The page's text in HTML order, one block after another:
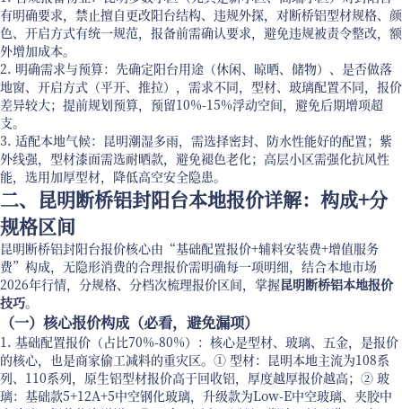
有明确要求，禁止擅自更改阳台结构、违规外探，对断桥铝型材规格、颜
色、开启方式有统一规范，报备前需确认要求，避免违规被责令整改，额
外增加成本。
2. 明确需求与预算：先确定阳台用途（休闲、晾晒、储物）、是否做落
地窗、开启方式（平开、推拉），需求不同，型材、玻璃配置不同，报价
差异较大；提前规划预算，预留10%-15%浮动空间，避免后期增项超
支。
3. 适配本地气候：昆明潮湿多雨，需选择密封、防水性能好的配置；紫
外线强，型材漆面需选耐晒款，避免褪色老化；高层小区需强化抗风性
能，选用加厚型材，降低高空安全隐患。
二、昆明断桥铝封阳台本地报价详解：构成+分
规格区间
昆明断桥铝封阳台报价核心由“基础配置报价+辅料安装费+增值服务
费”构成，无隐形消费的合理报价需明确每一项明细，结合本地市场
2026年行情，分规格、分档次梳理报价区间，掌握昆明断桥铝本地报价
技巧。
（一）核心报价构成（必看，避免漏项）
1. 基础配置报价（占比70%-80%）：核心是型材、玻璃、五金，是报价
的核心，也是商家偷工减料的重灾区。① 型材：昆明本地主流为108系
列、110系列，原生铝型材报价高于回收铝，厚度越厚报价越高；② 玻
璃：基础款5+12A+5中空钢化玻璃，升级款为Low-E中空玻璃、夹胶中